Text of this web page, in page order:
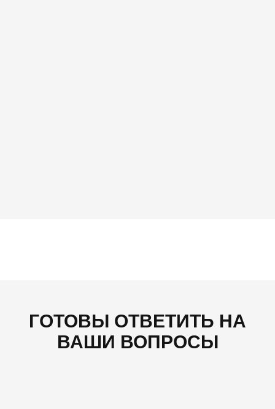
ГОТОВЫ ОТВЕТИТЬ НА
ВАШИ ВОПРОСЫ